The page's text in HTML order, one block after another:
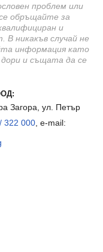
проблем или
обръщайте за
и
В никакъв случай не
информация като
и същата да се
Загора, ул. Петър
322 000, e-mail: